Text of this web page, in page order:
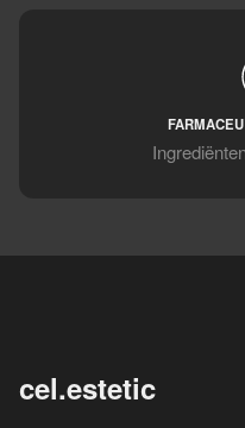
cel.estetic